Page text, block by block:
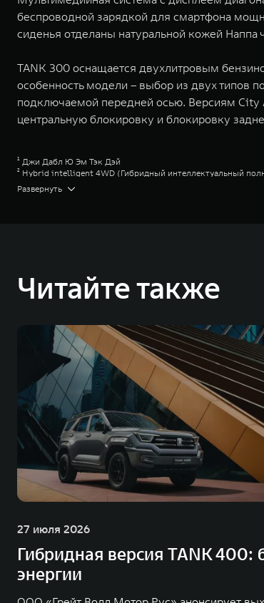
беспроводной зарядкой для смартфона
сиденья отделаны натуральной кожей Наппа
TANK 300 оснащается двухлитровым
особенность модели – выбор из двух типов
подключаемой передней осью. Версиям
центральную блокировку и блокировку
¹ Джи Дабл Ю Эм Тэк Дэй
² Hybrid intelligent 4WD (Гибридный интеллектуальный
³ Для работы онлайн-сервисов Яндекса требуется
Дополнительная оплата за использование онлайн-
⁹ Торк-он-Диманд
Great Wall Motor Company Limited (GWM) — глобальный
зарегистрирована на Гонконгской и Шанхайской
ландшафта автомобильной отрасли, в том числе
выносливых пикапов GWM Pickup, инновационных
и современных автомобилей в более чем 60 регионах
млн автомобилей в год. По итогам 2021 года общая
пикапов в Китае. На сегодняшний день концерн GWM
глобальную систему «14+5», которая включает 10
Развернуть
Читайте также
27 июля 2026
Гибридная версия TANK 400:
энергии